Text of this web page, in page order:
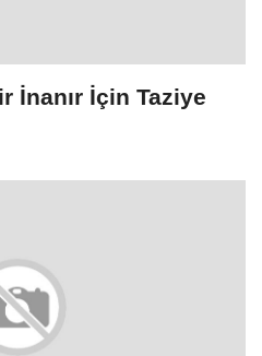
İnanır İçin Taziye